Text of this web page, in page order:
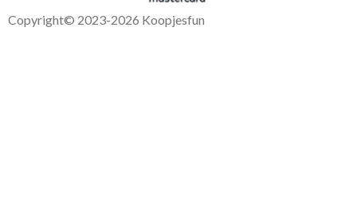
Copyright© 2023-2026 Koopjesfun